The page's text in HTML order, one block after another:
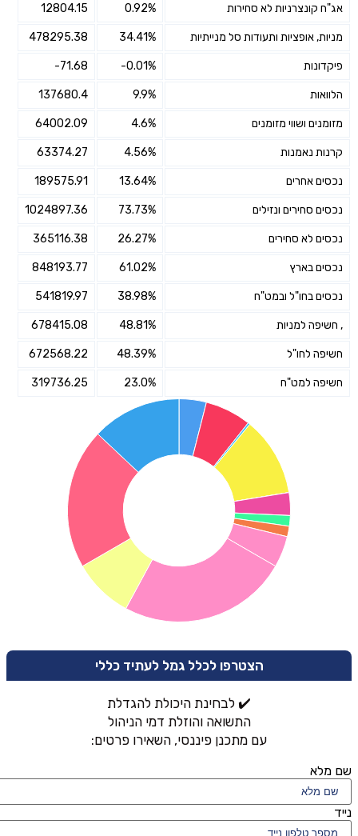
אג"ח קונצרניות לא סחירות 0.92%
12804.15
מניות, אופציות ותעודות סל מנייתיות 34.41%
478295.38
פיקדונות -0.01%
-71.68
הלוואות 9.9%
137680.4
מזומנים ושווי מזומנים 4.6%
64002.09
קרנות נאמנות 4.56%
63374.27
נכסים אחרים 13.64%
189575.91
נכסים סחירים ונזילים 73.73%
1024897.36
נכסים לא סחירים 26.27%
365116.38
נכסים בארץ 61.02%
848193.77
נכסים בחו"ל ובמט"ח 38.98%
541819.97
, חשיפה למניות 48.81%
678415.08
חשיפה לחו"ל 48.39%
672568.22
חשיפה למט"ח 23.0%
319736.25
הצטרפו לכלל גמל לעתיד כללי
✔️ לבחינת היכולת להגדלת
התשואה והוזלת דמי הניהול
עם מתכנן פיננסי, השאירו פרטים:
שם מלא
נייד